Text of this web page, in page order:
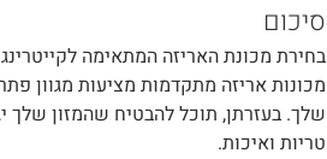
סיכום
בחירת מכונת האריזה המתאימה
מכונות אריזה מתקדמות מציעות מגוון
שלך. בעזרתן, תוכל להבטיח שהמזון שלך
טריות ואיכות.